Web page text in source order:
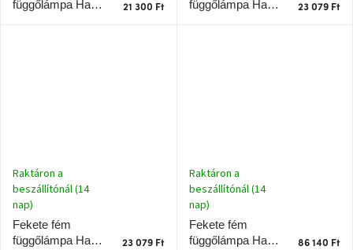
függőlámpa Halo
21 300 Ft
függőlámpa Halo
23 079 Ft
Fekete fém
függőlámpa Halo
Raktáron a
beszállítónál (14
nap)
23 079 Ft
Fekete fém
függőlámpa Halo
Raktáron a
beszállítónál (14
nap)
86 140 Ft